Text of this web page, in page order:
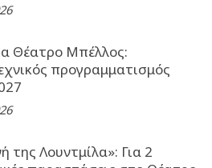
Θέατρο Μπέλλος:
προγραμματισμός
της Λουντμίλα»: Για 2